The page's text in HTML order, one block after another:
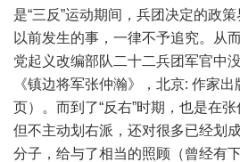
是“三反”运动期间，兵团决定的政
以前发生的事，一律不予追究。从
党起义改编部队二十二兵团军官中
《镇边将军张仲瀚》，北京: 作家
页）。而到了“反右”时期，也是在
但不主动划右派，还对很多已经划
分子，给与了相当的照顾（曾经有